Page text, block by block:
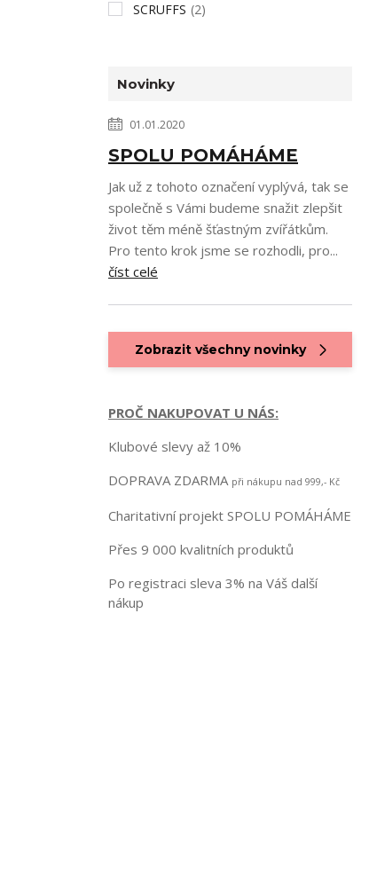
SCRUFFS (2)
Novinky
01.01.2020
SPOLU POMÁHÁME
Jak už z tohoto označení vyplývá, tak se
společně s Vámi budeme snažit zlepšit
život těm méně šťastným zvířátkům.
Pro tento krok jsme se rozhodli, pro...
číst celé
Zobrazit všechny novinky
PROČ NAKUPOVAT U NÁS:
Klubové slevy až 10%
DOPRAVA ZDARMA při nákupu nad 999,- Kč
Charitativní projekt SPOLU POMÁHÁME
Přes 9 000 kvalitních produktů
Po registraci sleva 3% na Váš další
nákup